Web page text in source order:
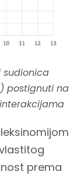
sudionica
postignuti na
prema